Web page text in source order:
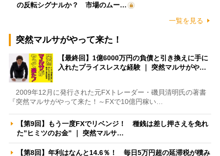
の反転シグナルか？ 市場のムー…
一覧を見る
突然マルサがやって来た！
【最終回】1億6000万円の負債と引き換えに手に
入れたプライスレスな経験 ｜ 突然マルサがや…
2009年12月に発行された元FXトレーダー・磯貝清明氏の著書
『突然マルサがやって来た！～FXで10億円稼い…
【第9回】もう一度FXでリベンジ！ 種銭は差し押さえを免れ
た”ヒミツのお金” ｜ 突然マルサ…
【第8回】年利はなんと14.6％！ 毎日5万円超の延滞税が積み